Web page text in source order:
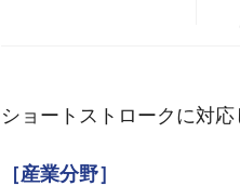
ショートストロークに対
［産業分野］